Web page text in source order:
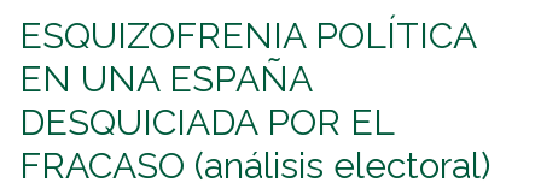
ESQUIZOFRENIA POLÍTICA
EN UNA ESPAÑA
DESQUICIADA POR EL
FRACASO (análisis electoral)